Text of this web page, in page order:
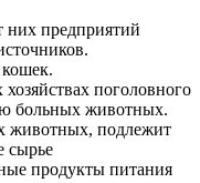
них предприятий
поголовного
больных животных.
животных, подлежит
сырье
продукты питания